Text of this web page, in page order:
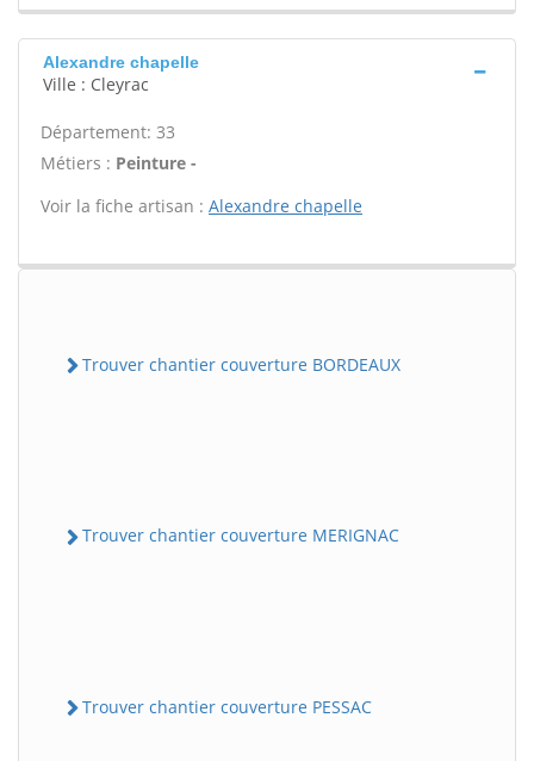
Alexandre chapelle
Ville : Cleyrac
Département: 33
Métiers : Peinture -
Voir la fiche artisan : Alexandre chapelle
Trouver chantier couverture BORDEAUX
Trouver chantier couverture MERIGNAC
Trouver chantier couverture PESSAC